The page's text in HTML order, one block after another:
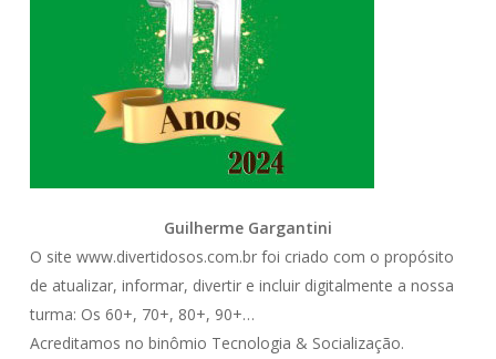
Guilherme Gargantini
O site www.divertidosos.com.br foi criado com o propósito
de atualizar, informar, divertir e incluir digitalmente a nossa
turma: Os 60+, 70+, 80+, 90+…
Acreditamos no binômio Tecnologia & Socialização.